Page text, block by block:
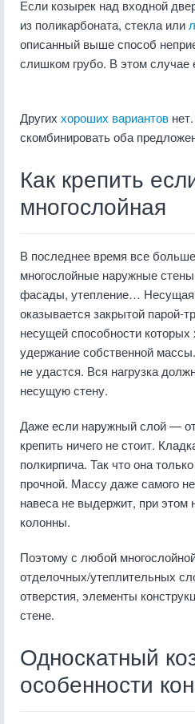
Если козырек над входной
из поликарбоната, стекла или
описанный выше способ
слишком грубо. В этом случае
Других хороших вариантов
скомбинировать оба
Как крепить
многослойная
В последнее время все
многослойные наружные
фасады, утепление… Несущая
оказывается закрытой парой-
несущей способности которых
удержание собственной
не удастся. Вся нагрузка
несущую стену.
Даже если наружный слой —
крепить ничего не стоит.
полкирпича. Так что она
прочной. Массу даже самого
навеса не выдержит, при этом
колонны.
Поэтому с любой
отделочных/утеплительных
отверстия, элементы
стене.
Односкатный
особенности